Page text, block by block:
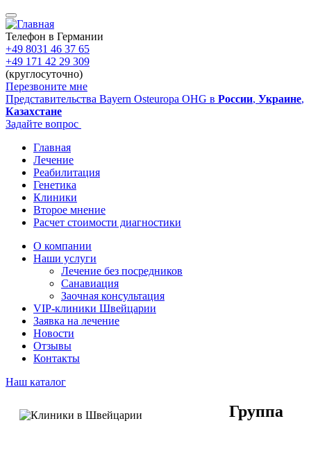
Перейти
к
основному
содержанию
Телефон в Германии
+49 8031 46 37 65
+49 171 42 29 309
(круглосуточно)
Перезвоните мне
Представительства Bayern Osteuropa OHG в России, Украине,
Казахстане
Задайте вопрос
Main
navigation
Главная
Лечение
Реабилитация
Генетика
Клиники
Второе мнение
Расчет стоимости диагностики
Sidebar
О компании
Наши услуги
Лечение без посредников
Санавиация
Заочная консультация
VIP-клиники Швейцарии
Заявка на лечение
Новости
Отзывы
Контакты
Наш каталог
Группа